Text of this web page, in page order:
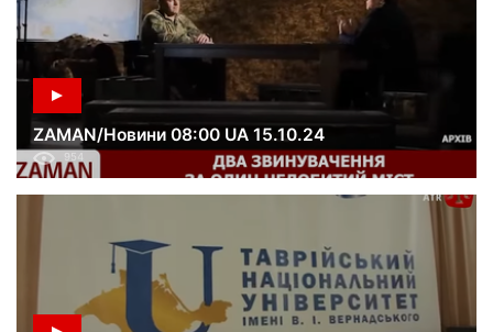
ZAMAN/Новини 08:00 UA 15.10.24
954